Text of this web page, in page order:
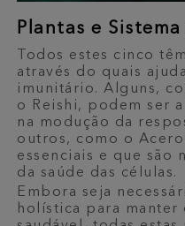
Plantas e
Todos estes cinco
através do quais
imunitário. Alguns,
o Reishi, podem ser
na modução da
outros, como o
essenciais e que são
da saúde das células.
Embora seja
holística para manter